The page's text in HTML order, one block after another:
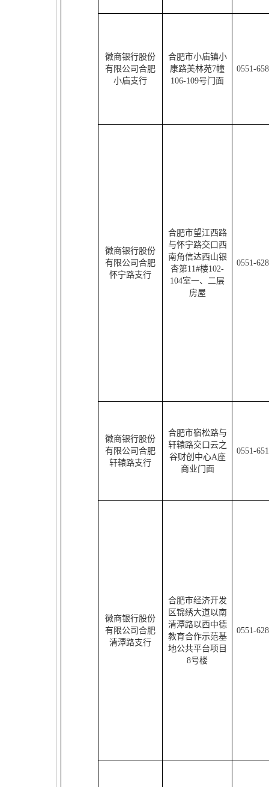
徽商银行股份
有限公司合肥
小庙支行
合肥市小庙镇小
康路美林苑7幢
106-109号门面
0551-
徽商银行股份
有限公司合肥
怀宁路支行
合肥市望江西路
与怀宁路交口西
南角信达西山银
杏第11#楼102-
104室一、二层
房屋
0551-
徽商银行股份
有限公司合肥
轩辕路支行
合肥市宿松路与
轩辕路交口云之
谷财创中心A座
商业门面
0551-
徽商银行股份
有限公司合肥
清潭路支行
合肥市经济开发
区锦绣大道以南
清潭路以西中德
教育合作示范基
地公共平台项目
8号楼
0551-